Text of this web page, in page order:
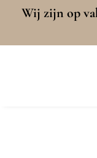
Wij zijn op